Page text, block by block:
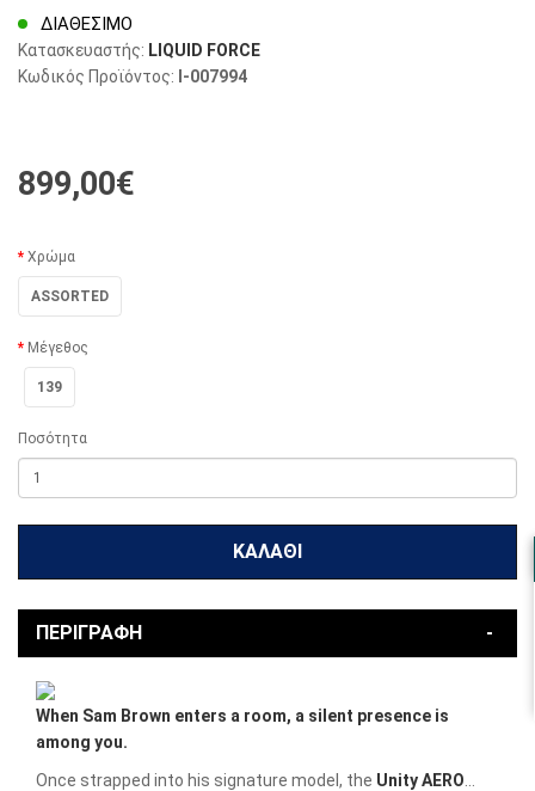
Κατασκευαστής: LIQUID FORCE
Κωδικός Προϊόντος: I-007994
ΔΙΑΘΈΣΙΜΟ
899,00€
Χρώμα
ASSORTED
Μέγεθος
139
Ποσότητα
ΚΑΛΆΘΙ
ΠΕΡΙΓΡΑΦΉ
When Sam Brown enters a room, a silent presence is
among you.
Once strapped into his signature model, the Unity AERO